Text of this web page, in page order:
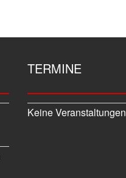
TERMINE
Keine Veranstaltungen